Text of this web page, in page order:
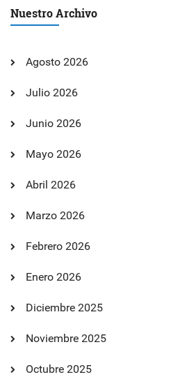
Nuestro Archivo
Agosto 2026
Julio 2026
Junio 2026
Mayo 2026
Abril 2026
Marzo 2026
Febrero 2026
Enero 2026
Diciembre 2025
Noviembre 2025
Octubre 2025